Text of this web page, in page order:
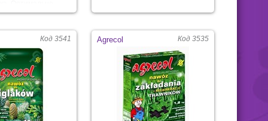
состав субстрата
создает
микрофлору для
растения,
при цветении
и яркие цвета.
Код 3541 Agrecol Код 3535